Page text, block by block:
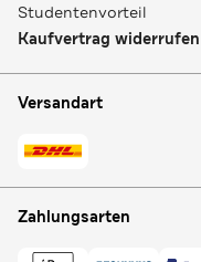
Studentenvorteil
Kaufvertrag widerrufen
Versandart
Zahlungsarten